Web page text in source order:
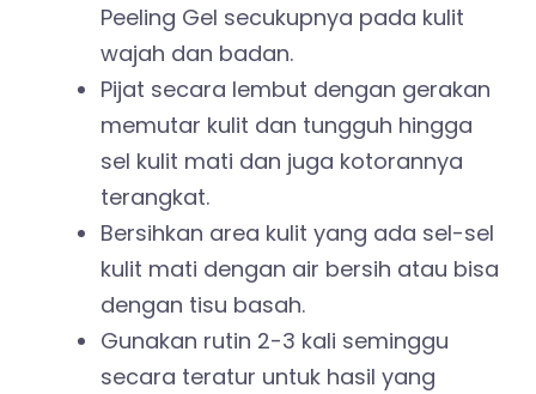
Peeling Gel secukupnya pada kulit
wajah dan badan.
Pijat secara lembut dengan gerakan
memutar kulit dan tungguh hingga
sel kulit mati dan juga kotorannya
terangkat.
Bersihkan area kulit yang ada sel-sel
kulit mati dengan air bersih atau bisa
dengan tisu basah.
Gunakan rutin 2-3 kali seminggu
secara teratur untuk hasil yang